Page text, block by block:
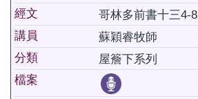
經文
哥林多前書十三4-8
講員
蘇穎睿牧師
分類
屋簷下系列
檔案